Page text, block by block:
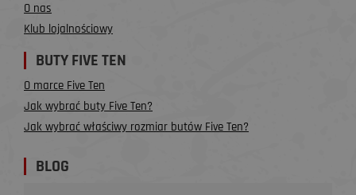
O nas
Klub lojalnościowy
BUTY FIVE TEN
O marce Five Ten
Jak wybrać buty Five Ten?
Jak wybrać właściwy rozmiar butów Five Ten?
BLOG